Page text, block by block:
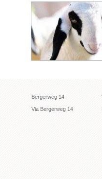
Bergerweg 14
Via Bergerweg 14